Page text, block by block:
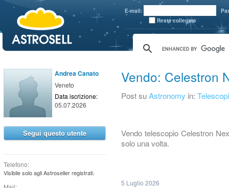
E-mail:
Resta collegato
Andrea Canato
Veneto
Data iscrizione:
05.07.2026
Segui questo utente
Telefono:
Visibile solo agli Astroseller registrati.
Vendo: Celestron
Post suAstronomy in: Telescopi
Vendo telescopio Celestron
solo una volta.
5 Luglio 2026